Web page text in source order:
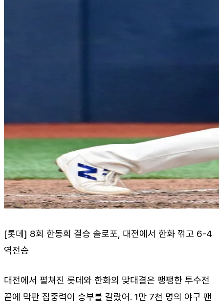
[롯데] 8회 한동희 결승 솔로포, 대전에서 한화 꺾고 6-4
역전승
대전에서 펼쳐진 롯데와 한화의 맞대결은 팽팽한 투수전
끝에 막판 집중력이 승부를 갈랐어. 1만 7천 명의 야구 팬